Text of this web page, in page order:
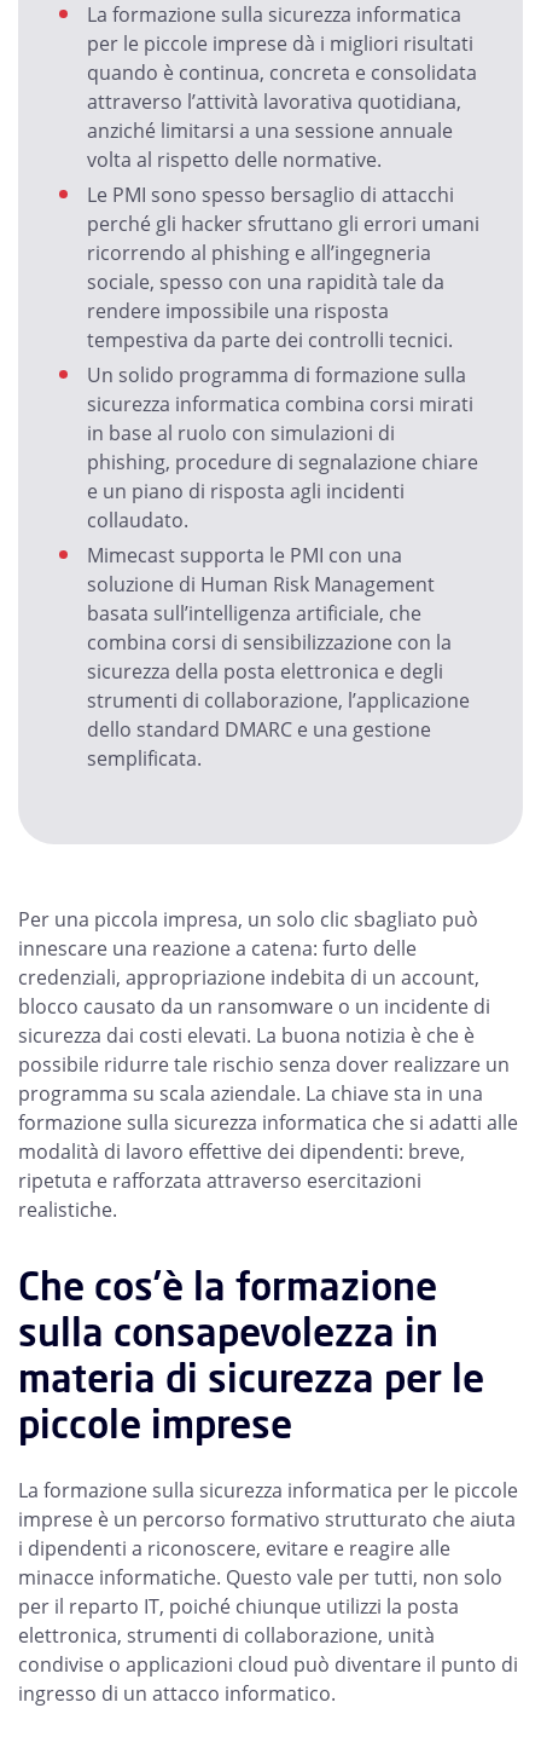
La formazione sulla sicurezza informatica
per le piccole imprese dà i migliori risultati
quando è continua, concreta e consolidata
attraverso l’attività lavorativa quotidiana,
anziché limitarsi a una sessione annuale
volta al rispetto delle normative.
Le PMI sono spesso bersaglio di attacchi
perché gli hacker sfruttano gli errori umani
ricorrendo al phishing e all’ingegneria
sociale, spesso con una rapidità tale da
rendere impossibile una risposta
tempestiva da parte dei controlli tecnici.
Un solido programma di formazione sulla
sicurezza informatica combina corsi mirati
in base al ruolo con simulazioni di
phishing, procedure di segnalazione chiare
e un piano di risposta agli incidenti
collaudato.
Mimecast supporta le PMI con una
soluzione di Human Risk Management
basata sull’intelligenza artificiale, che
combina corsi di sensibilizzazione con la
sicurezza della posta elettronica e degli
strumenti di collaborazione, l’applicazione
dello standard DMARC e una gestione
semplificata.
Per una piccola impresa, un solo clic sbagliato può
innescare una reazione a catena: furto delle
credenziali, appropriazione indebita di un account,
blocco causato da un ransomware o un incidente di
sicurezza dai costi elevati. La buona notizia è che è
possibile ridurre tale rischio senza dover realizzare un
programma su scala aziendale. La chiave sta in una
formazione sulla sicurezza informatica che si adatti alle
modalità di lavoro effettive dei dipendenti: breve,
ripetuta e rafforzata attraverso esercitazioni
realistiche.
Che cos’è la formazione
sulla consapevolezza in
materia di sicurezza per le
piccole imprese
La formazione sulla sicurezza informatica per le piccole
imprese è un percorso formativo strutturato che aiuta
i dipendenti a riconoscere, evitare e reagire alle
minacce informatiche. Questo vale per tutti, non solo
per il reparto IT, poiché chiunque utilizzi la posta
elettronica, strumenti di collaborazione, unità
condivise o applicazioni cloud può diventare il punto di
ingresso di un attacco informatico.